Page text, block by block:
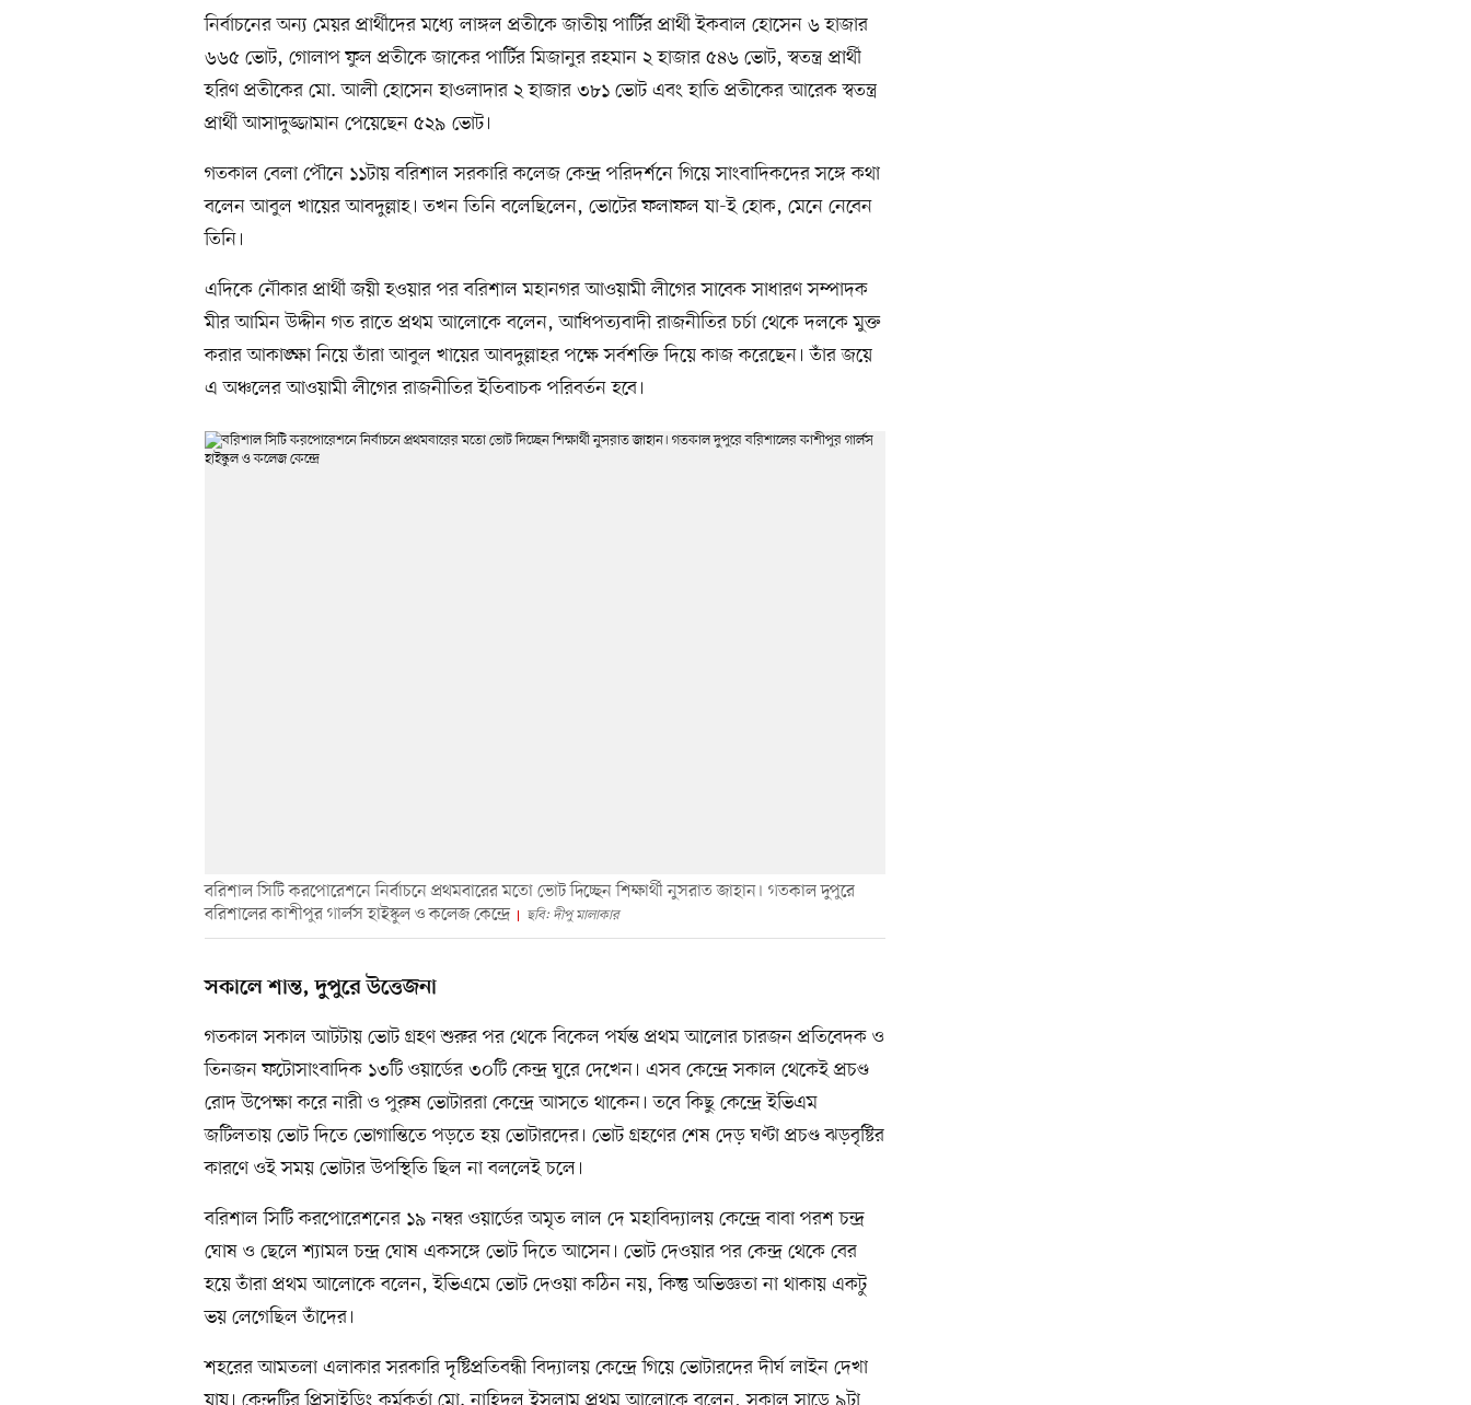
নির্বাচনের অন্য মেয়র প্রার্থীদের মধ্যে লাঙ্গল প্রতীকে জাতীয় পার্টির প্রার্থী ইকবাল হোসেন ৬ হাজার
৬৬৫ ভোট, গোলাপ ফুল প্রতীকে জাকের পার্টির মিজানুর রহমান ২ হাজার ৫৪৬ ভোট, স্বতন্ত্র প্রার্থী
হরিণ প্রতীকের মো. আলী হোসেন হাওলাদার ২ হাজার ৩৮১ ভোট এবং হাতি প্রতীকের আরেক স্বতন্ত্র
প্রার্থী আসাদুজ্জামান পেয়েছেন ৫২৯ ভোট।
গতকাল বেলা পৌনে ১১টায় বরিশাল সরকারি কলেজ কেন্দ্র পরিদর্শনে গিয়ে সাংবাদিকদের সঙ্গে কথা
বলেন আবুল খায়ের আবদুল্লাহ। তখন তিনি বলেছিলেন, ভোটের ফলাফল যা-ই হোক, মেনে নেবেন
তিনি।
এদিকে নৌকার প্রার্থী জয়ী হওয়ার পর বরিশাল মহানগর আওয়ামী লীগের সাবেক সাধারণ সম্পাদক
মীর আমিন উদ্দীন গত রাতে প্রথম আলোকে বলেন, আধিপত্যবাদী রাজনীতির চর্চা থেকে দলকে মুক্ত
করার আকাঙ্ক্ষা নিয়ে তাঁরা আবুল খায়ের আবদুল্লাহর পক্ষে সর্বশক্তি দিয়ে কাজ করেছেন। তাঁর জয়ে
এ অঞ্চলের আওয়ামী লীগের রাজনীতির ইতিবাচক পরিবর্তন হবে।
বরিশাল সিটি করপোরেশনে নির্বাচনে প্রথমবারের মতো ভোট দিচ্ছেন শিক্ষার্থী নুসরাত জাহান। গতকাল দুপুরে
বরিশালের কাশীপুর গার্লস হাইস্কুল ও কলেজ কেন্দ্রে
ছবি: দীপু মালাকার
সকালে শান্ত, দুপুরে উত্তেজনা
গতকাল সকাল আটটায় ভোট গ্রহণ শুরুর পর থেকে বিকেল পর্যন্ত প্রথম আলোর চারজন প্রতিবেদক ও
তিনজন ফটোসাংবাদিক ১৩টি ওয়ার্ডের ৩০টি কেন্দ্র ঘুরে দেখেন। এসব কেন্দ্রে সকাল থেকেই প্রচণ্ড
রোদ উপেক্ষা করে নারী ও পুরুষ ভোটাররা কেন্দ্রে আসতে থাকেন। তবে কিছু কেন্দ্রে ইভিএম
জটিলতায় ভোট দিতে ভোগান্তিতে পড়তে হয় ভোটারদের। ভোট গ্রহণের শেষ দেড় ঘণ্টা প্রচণ্ড ঝড়বৃষ্টির
কারণে ওই সময় ভোটার উপস্থিতি ছিল না বললেই চলে।
বরিশাল সিটি করপোরেশনের ১৯ নম্বর ওয়ার্ডের অমৃত লাল দে মহাবিদ্যালয় কেন্দ্রে বাবা পরশ চন্দ্র
ঘোষ ও ছেলে শ্যামল চন্দ্র ঘোষ একসঙ্গে ভোট দিতে আসেন। ভোট দেওয়ার পর কেন্দ্র থেকে বের
হয়ে তাঁরা প্রথম আলোকে বলেন, ইভিএমে ভোট দেওয়া কঠিন নয়, কিন্তু অভিজ্ঞতা না থাকায় একটু
ভয় লেগেছিল তাঁদের।
শহরের আমতলা এলাকার সরকারি দৃষ্টিপ্রতিবন্ধী বিদ্যালয় কেন্দ্রে গিয়ে ভোটারদের দীর্ঘ লাইন দেখা